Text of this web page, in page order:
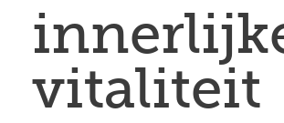
vitaliteit